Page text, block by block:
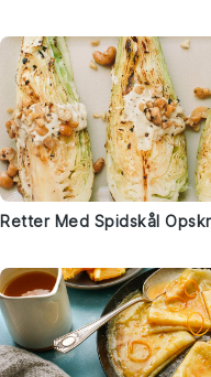
Retter Med Spidskål